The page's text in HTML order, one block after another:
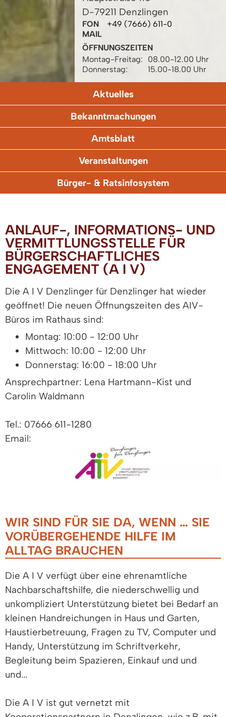
D-79211 Denzlingen
FON
+49 (7666) 611-0
MAIL
ÖFFNUNGSZEITEN
Montag-Freitag:
08.00-12.00 Uhr
Donnerstag:
15.00-18.00 Uhr
Aktuelles
Bekanntmachungen
Amtsblatt
Veranstaltungen
Bürger- & Ratsinfosystem
ANLAUF-, INFORMATIONS- UND
VERMITTLUNGSSTELLE FÜR
BÜRGERSCHAFTLICHES
ENGAGEMENT (A I V)
Die A I V Denzlinger für Denzlinger hat wieder
geöffnet! Die neuen Öffnungszeiten des AIV-
Büros im Rathaus sind:
Montag: 10:00 - 12:00 Uhr
Mittwoch: 10:00 - 12:00 Uhr
Donnerstag: 16:00 - 18:00 Uhr
Ansprechpartner: Lena Hartmann-Kist und
Carolin Waldmann
Tel.: 07666 611-1280
Email:
WIR SIND FÜR SIE DA, WENN … SIE
VORÜBERGEHENDE HILFE IM
ALLTAG BRAUCHEN
Die A I V verfügt über eine ehrenamtliche
Nachbarschaftshilfe, die niederschwellig und
unkompliziert Unterstützung bietet bei Bedarf an
kleinen Handreichungen in Haus und Garten,
Haustierbetreuung, Fragen zu TV, Computer und
Handy, Unterstützung im Schriftverkehr,
Begleitung beim Spazieren, Einkauf und und
und...
Die A I V ist gut vernetzt mit